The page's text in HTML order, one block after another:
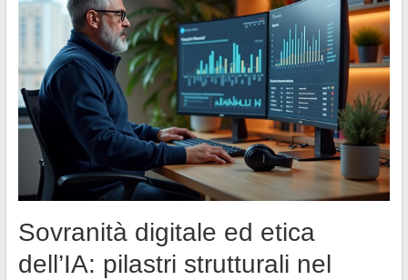
Sovranità digitale ed etica
dell’IA: pilastri strutturali nel